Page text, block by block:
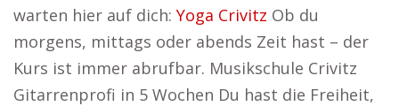
warten hier auf dich: Yoga Crivitz Ob du
morgens, mittags oder abends Zeit hast – der
Kurs ist immer abrufbar. Musikschule Crivitz
Gitarrenprofi in 5 Wochen Du hast die Freiheit,